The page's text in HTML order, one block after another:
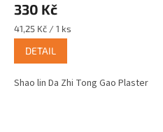
330 Kč
Měrná
cena:
41,25 Kč / 1 ks
DETAIL
Shao lin Da Zhi Tong Gao Plaster